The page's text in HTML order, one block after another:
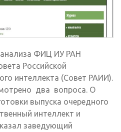
анализа ФИЦ ИУ РАН
Российской
интеллекта (Совет РАИИ).
два вопроса. О
выпуска очередного
интеллект и
заведующий